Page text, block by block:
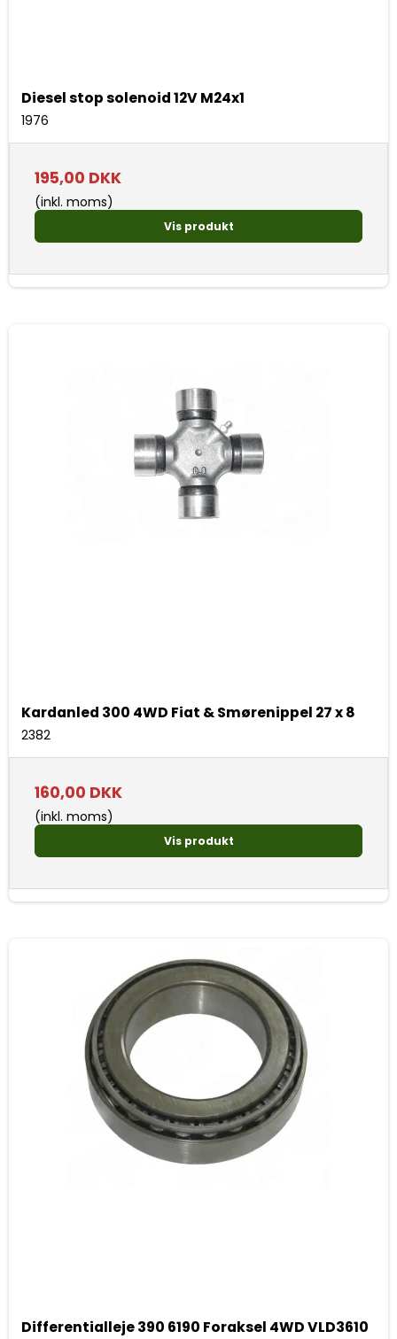
Diesel stop solenoid 12V M24x1
1976
195,00 DKK
(inkl. moms)
Vis produkt
Kardanled 300 4WD Fiat & Smørenippel 27 x 8
2382
160,00 DKK
(inkl. moms)
Vis produkt
Differentialleje 390 6190 Foraksel 4WD VLD3610